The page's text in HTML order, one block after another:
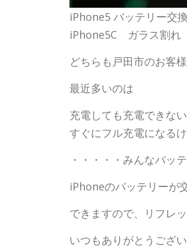
iPhone5 バッテリー交
iPhone5C ガラス割れ
どちらも戸田市のお客
最近多いのは
充電しても充電できない
すぐにフル充電になる
・・・・・みんなバッ
iPhoneのバッテリーが
できますので、リフレ
いつもありがとうござい